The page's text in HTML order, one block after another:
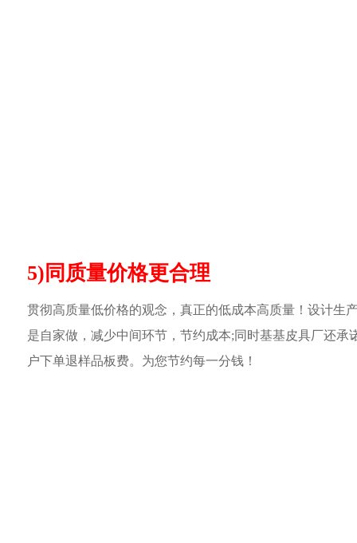
5)同质量价格更合理
贯彻高质量低价格的观念，真正的低成本高质量！设计生
是自家做，减少中间环节，节约成本;同时基基皮具厂还承
户下单退样品板费。为您节约每一分钱！